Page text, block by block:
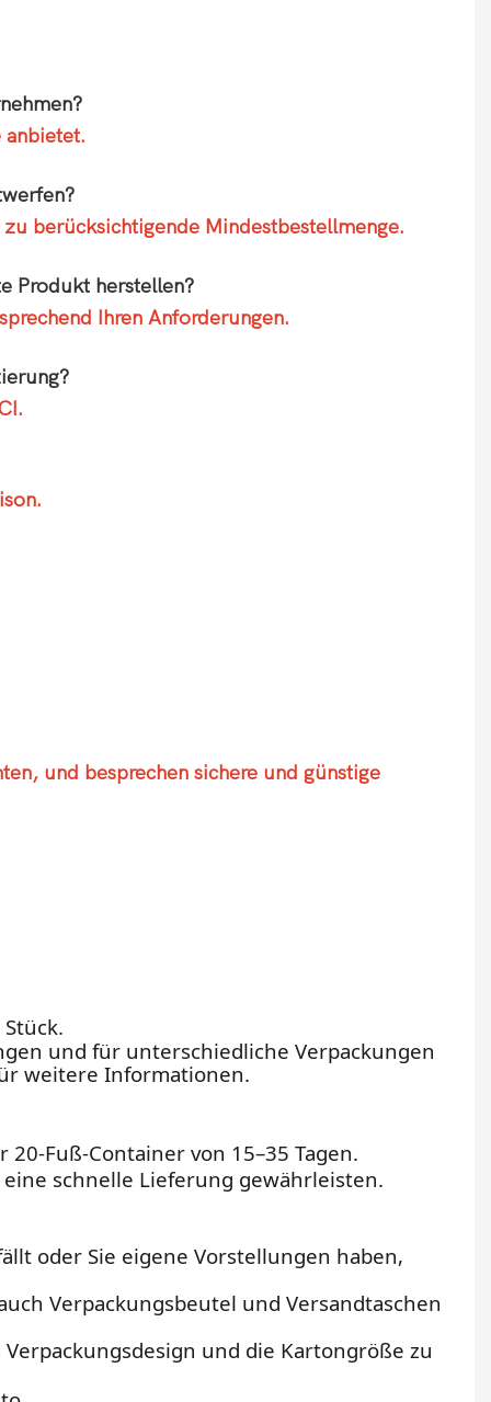
anbietet.
berücksichtigende Mindestbestellmenge.
Produkt herstellen?
Ihren Anforderungen.
und besprechen sichere und günstige
und für unterschiedliche Verpackungen
weitere Informationen.
Fuß-Container von 15–35 Tagen.
schnelle Lieferung gewährleisten.
oder Sie eigene Vorstellungen haben,
Verpackungsbeutel und Versandtaschen
und die Kartongröße zu